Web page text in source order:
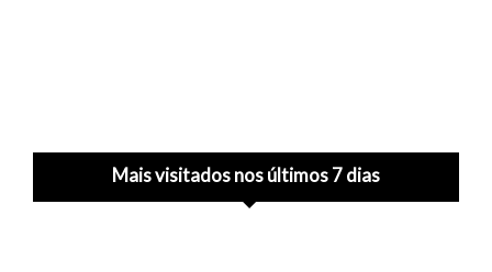
Mais visitados nos últimos 7 dias